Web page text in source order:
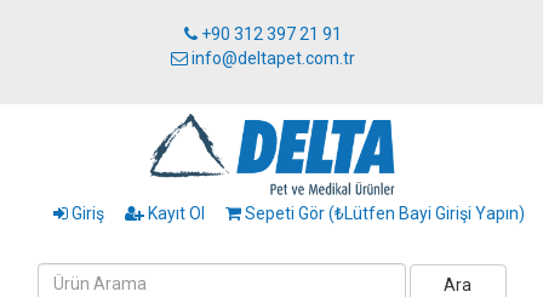
+90 312 397 21 91
info@deltapet.com.tr
Giriş Kayıt Ol Sepeti Gör (₺Lütfen Bayi Girişi Yapın)
Ara